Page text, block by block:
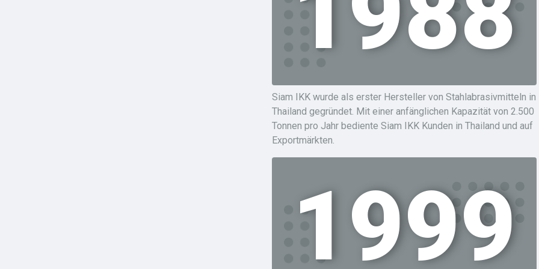
Siam IKK wurde als erster Hersteller von Stahlabrasivmitteln in
Thailand gegründet. Mit einer anfänglichen Kapazität von 2.500
Tonnen pro Jahr bediente Siam IKK Kunden in Thailand und auf
Exportmärkten.
1999